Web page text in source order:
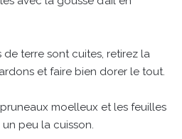
terre sont cuites, retirez la
et faire bien dorer le tout.
moelleux et les feuilles
peu la cuisson.